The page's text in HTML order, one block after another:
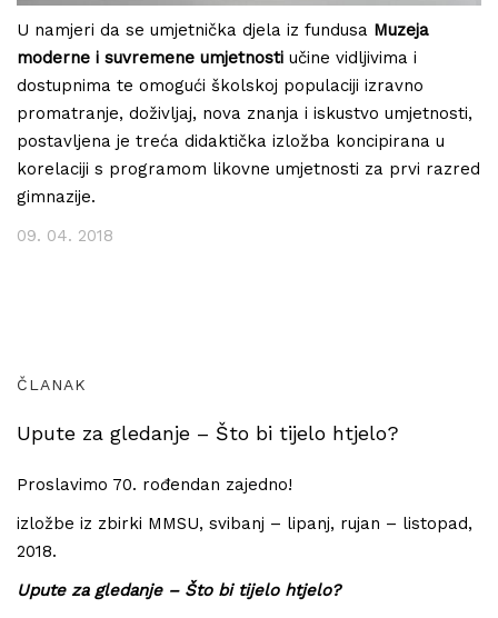
U namjeri da se umjetnička djela iz fundusa Muzeja
moderne i suvremene umjetnosti učine vidljivima i
dostupnima te omogući školskoj populaciji izravno
promatranje, doživljaj, nova znanja i iskustvo umjetnosti,
postavljena je treća didaktička izložba koncipirana u
korelaciji s programom likovne umjetnosti za prvi razred
gimnazije.
09. 04. 2018
ČLANAK
Upute za gledanje – Što bi tijelo htjelo?
Proslavimo 70. rođendan zajedno!
izložbe iz zbirki MMSU, svibanj – lipanj, rujan – listopad,
2018.
Upute za gledanje – Što bi tijelo htjelo?